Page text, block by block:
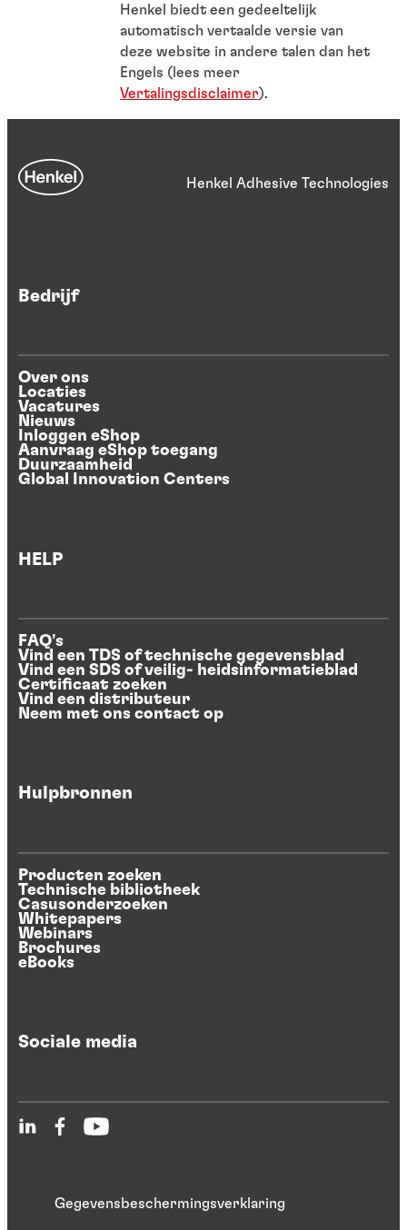
Henkel biedt een gedeeltelijk
automatisch vertaalde versie van
deze website in andere talen dan het
Engels (lees meer
Vertalingsdisclaimer).
Henkel Adhesive Technologies
Bedrijf
Over ons
Locaties
Vacatures
Nieuws
Inloggen eShop
Aanvraag eShop toegang
Duurzaamheid
Global Innovation Centers
HELP
FAQ's
Vind een TDS of technische gegevensblad
Vind een SDS of veilig- heidsinformatieblad
Certificaat zoeken
Vind een distributeur
Neem met ons contact op
Hulpbronnen
Producten zoeken
Technische bibliotheek
Casusonderzoeken
Whitepapers
Webinars
Brochures
eBooks
Sociale media
Gegevensbeschermingsverklaring